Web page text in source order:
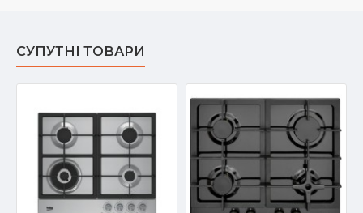
СУПУТНІ ТОВАРИ